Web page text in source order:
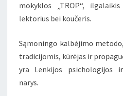
mokyklos „TROP“,
lektorius bei koučeris.
Sąmoningo kalbėjimo
tradicijomis, kūrėjas ir
yra Lenkijos psichologijos
narys.